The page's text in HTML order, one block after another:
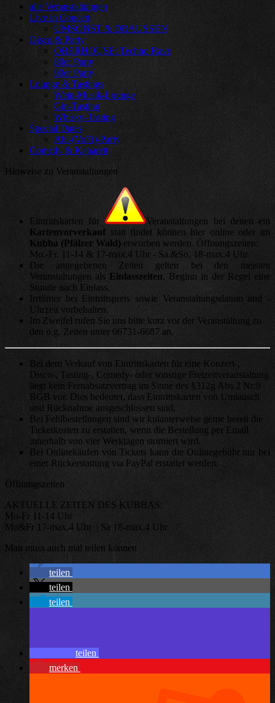
alle Veranstaltungen
Live in Concert
UMSONST & DRAUSSEN
Disco & Party
OBERHOUSE: Techno Rave
80er Party
90er Party
Lounge & Tastings
Wein-Musik-Lounge
Gin-Tasting
Whisky-Tasting
Special Dates
Abi-(VoFi)-Party
Comedy & Kabarett
Hinweise zu Veranstaltungen
Eintrittskarten für
Veranstaltungen bei denen ein
Kartenvorverkauf statt findet können hier online oder im
Kubba (Pfälzer Wald) erworben werden. Öffnungszeiten:
Mo.-Fr. 11-14 & 17-max.4 Uhr - Sa.&So. 18-max.4 Uhr
Die angegebenen Zeiten gelten bei den meisten
Veranstaltungen als Einlasszeiten. Beginn in der Regel eine
Stunde nach Einlass.
Irrtümer bei Eintrittspreis sowie Veranstaltungsdatum und -
Uhrzeit vorbehalten.
Im Zweifel rufen Sie uns bitte kurz vor der Veranstaltung zu
den o.g. Zeiten unter 06731-6687 an.
Bei dem Verkauf von Eintrittskarten für eine Konzert-,
Disco-, Tasting-, Comedy- oder sonstige Freizeitveranstaltung
liegt kein Fernabsatzvertrag im Sinne des §312g Abs.2 Nr.9
BGB vor. Dies bedeutet, dass Eintrittskarten von Umtausch
und Rücknahme ausgeschlossen sind.
Bei Fehlbestellungen sind wir kulanterweise gerne bereit die
Ticketkosten zu erstatten, wenn die Bestellung per Email
innerhalb von vier Werktagen storniert wird.
Bei Onlinekäufen von Tickets kann die Onlinegebühr nur bei
einer Rückerstattung via PayPal erstattet werden.
Öffnungszeiten
AKTUELLE ZEITEN DES KUBBAS:
Mo-Fr 11-14 Uhr
Mo&Fr 17-max.4 Uhr | Sa 18-max.4 Uhr
Man muss auch mal teilen können
teilen
teilen
teilen
teilen
merken